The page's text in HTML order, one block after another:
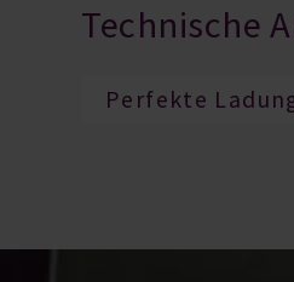
Technische
Perfekte